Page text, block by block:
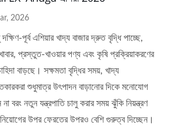
2026
পূর্ব এশিয়ার খাদ্য বাজার দ্রুত বৃদ্ধি পাচ্ছে,
প্রস্তুত-খাওয়ার পণ্য এবং কৃষি প্রক্রিয়াকরণের
বাড়ছে। সক্ষমতা বৃদ্ধির সময়, খাদ্য
শুধুমাত্র উৎপাদন বাড়ানোর দিকে মনোযোগ
না বরং নতুন যন্ত্রপাতি চালু করার সময় ঝুঁকি নিয়ন্ত্রণ
উপর ফেরতের উপরও বেশি গুরুত্ব দিচ্ছেন।